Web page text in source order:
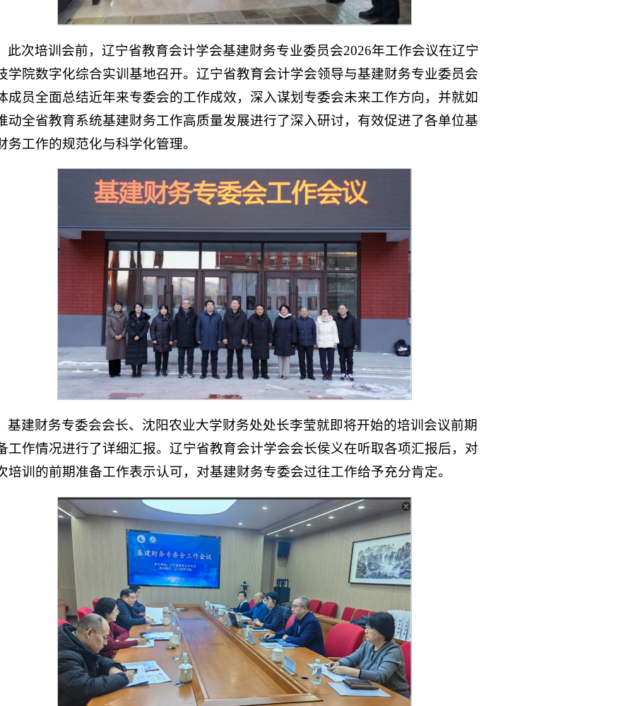
此次培训会前，辽宁省教育会计学会基建财务专业委员会2026年工作会议在辽宁
学院数字化综合实训基地召开。辽宁省教育会计学会领导与基建财务专业委员会
成员全面总结近年来专委会的工作成效，深入谋划专委会未来工作方向，并就如
动全省教育系统基建财务工作高质量发展进行了深入研讨，有效促进了各单位基
务工作的规范化与科学化管理。
基建财务专委会会长、沈阳农业大学财务处处长李莹就即将开始的培训会议前期
工作情况进行了详细汇报。辽宁省教育会计学会会长侯义在听取各项汇报后，对
培训的前期准备工作表示认可，对基建财务专委会过往工作给予充分肯定。